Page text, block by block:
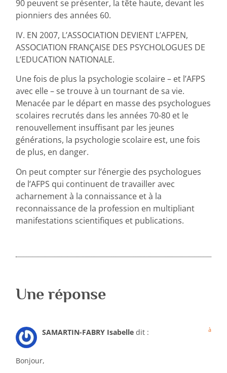
90 peuvent se présenter, la tête haute, devant les
pionniers des années 60.
IV. EN 2007, L’ASSOCIATION DEVIENT L’AFPEN,
ASSOCIATION FRANÇAISE DES PSYCHOLOGUES DE
L’EDUCATION NATIONALE.
Une fois de plus la psychologie scolaire – et l’AFPS
avec elle – se trouve à un tournant de sa vie.
Menacée par le départ en masse des psychologues
scolaires recrutés dans les années 70-80 et le
renouvellement insuffisant par les jeunes
générations, la psychologie scolaire est, une fois
de plus, en danger.
On peut compter sur l’énergie des psychologues
de l’AFPS qui continuent de travailler avec
acharnement à la connaissance et à la
reconnaissance de la profession en multipliant
manifestations scientifiques et publications.
Une réponse
SAMARTIN-FABRY Isabelle dit : à
Bonjour,